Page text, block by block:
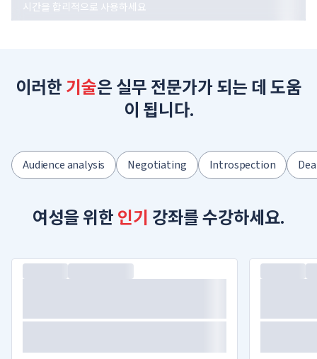
시간을 합리적으로 사용하세요
이러한 기술은 실무 전문가가 되는 데 도움
이 됩니다.
Audience analysis Negotiating Introspection
여성을 위한 인기 강좌를 수강하세요.